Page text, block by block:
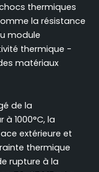
thermiques
la résistance
module
thermique -
matériaux
de la
1000°C, la
extérieure et
thermique
rupture à la